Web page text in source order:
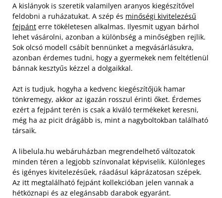
A kislányok is szeretik valamilyen aranyos kiegészítővel
feldobni a ruházatukat. A szép és minőségi kivitelezésű
fejpánt erre tökéletesen alkalmas. Ilyesmit ugyan bárhol
lehet vásárolni, azonban a különbség a minőségben rejlik.
Sok olcsó modell csábít bennünket a megvásárlásukra,
azonban érdemes tudni, hogy a gyermekek nem feltétlenül
bánnak kesztyűs kézzel a dolgaikkal.
Azt is tudjuk, hogyha a kedvenc kiegészítőjük hamar
tönkremegy, akkor az igazán rosszul érinti őket. Érdemes
ezért a fejpánt terén is csak a kiváló termékeket keresni,
még ha az picit drágább is, mint a nagyboltokban található
társaik.
A libelula.hu webáruházban megrendelhető változatok
minden téren a legjobb színvonalat képviselik. Különleges
és igényes kivitelezésűek, ráadásul káprázatosan szépek.
Az itt megtalálható fejpánt kollekcióban jelen vannak a
hétköznapi és az elegánsabb darabok egyaránt.